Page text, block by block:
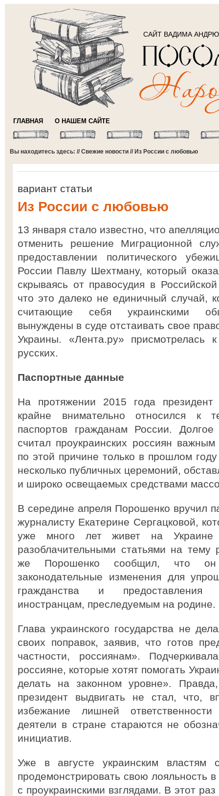
САЙТ ВАДИМА
ГЛАВНАЯ О НАШЕМ САЙТЕ
Вы находитесь здесь: //Свежие новости // Из России с любовью
вариант статьи
Из России с любовью
13 января стало известно, что
отменить решение Миграционной
предоставлении политического
России Павлу Шехтману, который
скрываясь от правосудия в
что это далеко не единичный случай,
считающие себя украинскими
вынуждены в суде отстаивать свое
Украины. «Лента.ру» присмотрелась
русских.
Паспортные данные
На протяжении 2015 года
крайне внимательно относился к
паспортов гражданам России.
считал проукраинских россиян
по этой причине только в прошлом
несколько публичных церемоний,
и широко освещаемых средствами
В середине апреля Порошенко вручил
журналисту Екатерине Сергацковой,
уже много лет живет на Украине
разоблачительными статьями на тему
же Порошенко сообщил, что он
законодательные изменения для
гражданства и предоставления
иностранцам, преследуемым на родине.
Глава украинского государства не
своих поправок, заявив, что готов
частности, россиянам».
россияне, которые хотят помогать
делать на законном уровне».
президент выдвигать не стал, что,
избежание лишней
деятели в стране стараются не
инициатив.
Уже в августе украинским властям
продемонстрировать свою лояльность
с проукраинскими взглядами. В этот